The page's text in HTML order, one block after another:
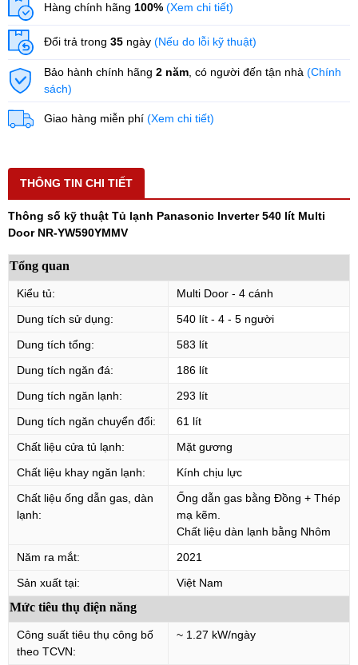
Hàng chính hãng 100% (Xem chi tiết)
Đổi trả trong 35 ngày (Nếu do lỗi kỹ thuật)
Bảo hành chính hãng 2 năm , có người đến tận nhà (Chính
sách)
Giao hàng miễn phí (Xem chi tiết)
THÔNG TIN CHI TIẾT
Thông số kỹ thuật Tủ lạnh Panasonic Inverter 540 lít Multi
Door NR-YW590YMMV
Tổng quan
Kiểu tủ:
Multi Door - 4 cánh
Dung tích sử dụng:
540 lít - 4 - 5 người
Dung tích tổng:
583 lít
Dung tích ngăn đá:
186 lít
Dung tích ngăn lạnh:
293 lít
Dung tích ngăn chuyển đổi:
61 lít
Chất liệu cửa tủ lạnh:
Mặt gương
Chất liệu khay ngăn lạnh:
Kính chịu lực
Chất liệu ống dẫn gas, dàn
lạnh:
Ống dẫn gas bằng Đồng + Thép
mạ kẽm.
Chất liệu dàn lạnh bằng Nhôm
Năm ra mắt:
2021
Sản xuất tại:
Việt Nam
Mức tiêu thụ điện năng
Công suất tiêu thụ công bố
theo TCVN:
~ 1.27 kW/ngày